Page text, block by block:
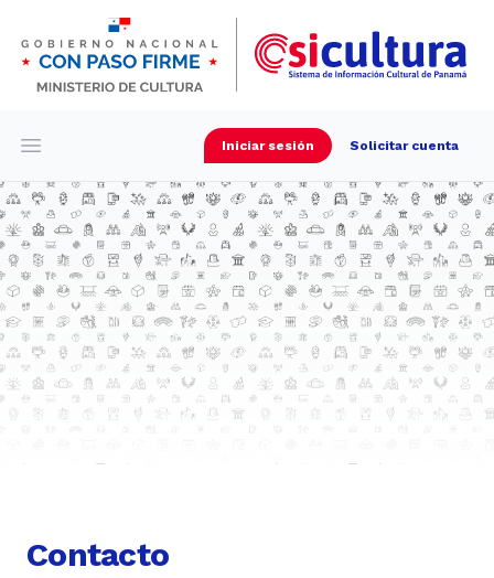
Open main menu Iniciar sesión Solicitar cuenta
Contacto